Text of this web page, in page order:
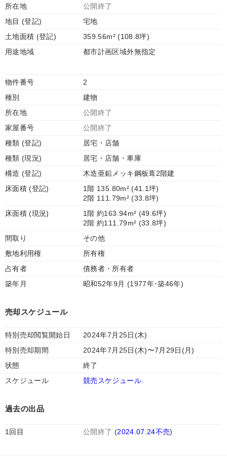
所在地
公開終了
地目 (登記)
宅地
土地面積 (登記)
359.56m² (108.8坪)
用途地域
都市計画区域外無指定
物件番号
2
種別
建物
所在地
公開終了
家屋番号
公開終了
種類 (登記)
居宅・店舗
種類 (現況)
居宅・店舗・車庫
構造 (登記)
木造亜鉛メッキ鋼板葺2階建
床面積 (登記)
1階 135.80m² (41.1坪)
2階 111.79m² (33.8坪)
床面積 (現況)
1階 約163.94m² (49.6坪)
2階 約111.79m² (33.8坪)
間取り
その他
敷地利用権
所有権
占有者
債務者・所有者
築年月
昭和52年9月 (1977年･築46年)
売却スケジュール
特別売却閲覧開始日
2024年7月25日(木)
特別売却期間
2024年7月25日(木)〜7月29日(月)
状態
終了
スケジュール
競売スケジュール
過去の出品
1回目 公開終了 (2024.07.24不売)